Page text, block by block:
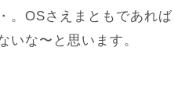
。OSさえまともであれ
いな〜と思います。